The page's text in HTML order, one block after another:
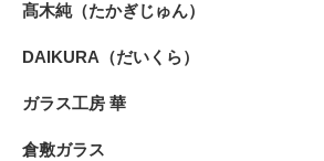
髙木純（たかぎじゅん）
DAIKURA（だいくら）
ガラス工房 華
倉敷ガラス